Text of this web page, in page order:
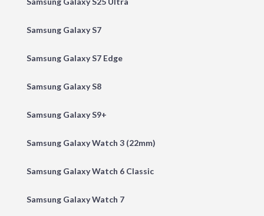
Samsung Galaxy S7
Samsung Galaxy S7 Edge
Samsung Galaxy S8
Samsung Galaxy S9+
Samsung Galaxy Watch 3 (22mm)
Samsung Galaxy Watch 6 Classic
Samsung Galaxy Watch 7